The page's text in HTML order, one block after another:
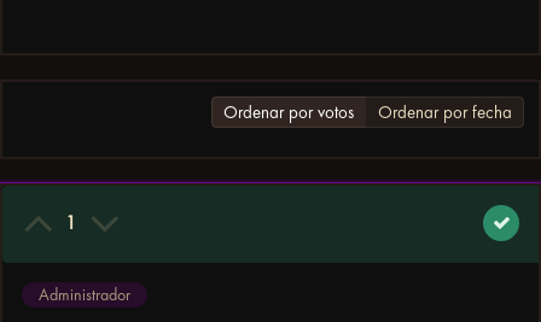
Ordenar por votos Ordenar por fecha
1
Administrador